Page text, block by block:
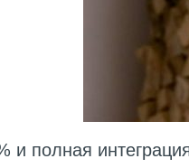
и полная